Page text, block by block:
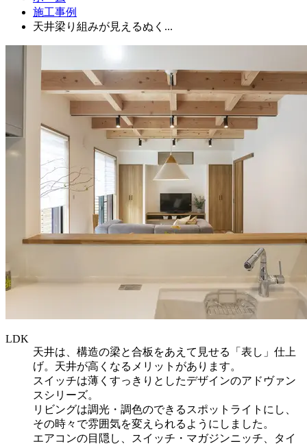
施工事例
天井梁り組みが見えるぬく...
LDK
天井は、構造の梁と合板をあえて見せる「表し」仕上
げ。天井が高くなるメリットがあります。
スイッチは薄くすっきりとしたデザインのアドヴァン
スシリーズ。
リビングは調光・調色のできるスポットライトにし、
その時々で雰囲気を変えられるようにしました。
エアコンの目隠し、スイッチ・マガジンニッチ、タイ